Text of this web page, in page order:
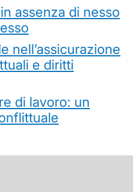
assenza di nesso
nell’assicurazione
e diritti
di lavoro: un